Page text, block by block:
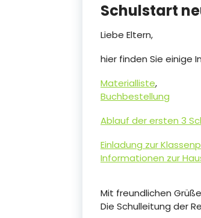
Schulstart
Liebe Eltern,
hier finden Sie einige
Materialliste,
Buchbestellung
Ablauf der ersten 3
Einladung zur
Informationen zur
Mit freundlichen
Die Schulleitung der